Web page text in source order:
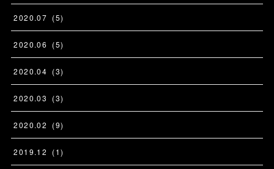
2020.07 (5)
2020.06 (5)
2020.04 (3)
2020.03 (3)
2020.02 (9)
2019.12 (1)